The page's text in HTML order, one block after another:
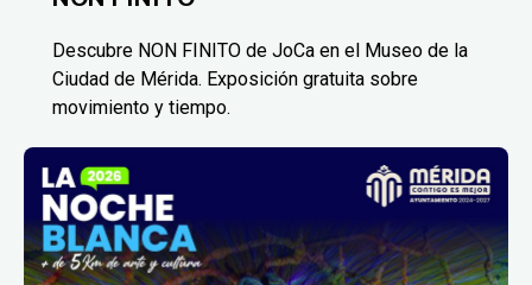
Descubre NON FINITO de JoCa en el Museo de la
Ciudad de Mérida. Exposición gratuita sobre
movimiento y tiempo.